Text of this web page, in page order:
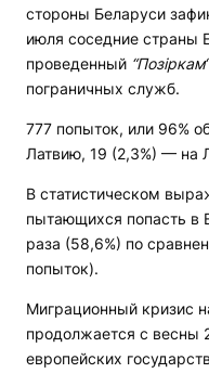
стороны Беларуси
июля соседние страны
проведенный “Позіркам“
пограничных служб.
777 попыток, или 96%
Латвию, 19 (2,3%) — на
В статистическом
пытающихся попасть в
раза (58,6%) по
попыток).
Миграционный кризис
продолжается с весны
европейских